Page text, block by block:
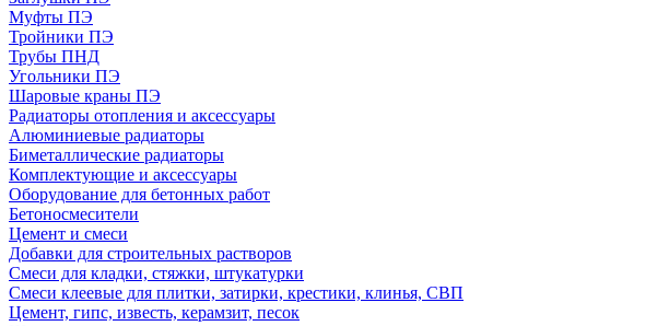
Муфты ПЭ
Тройники ПЭ
Трубы ПНД
Угольники ПЭ
Шаровые краны ПЭ
Радиаторы отопления и аксессуары
Алюминиевые радиаторы
Биметаллические радиаторы
Комплектующие и аксессуары
Оборудование для бетонных работ
Бетоносмесители
Цемент и смеси
Добавки для строительных растворов
Смеси для кладки, стяжки, штукатурки
Смеси клеевые для плитки, затирки, крестики, клинья, СВП
Цемент, гипс, известь, керамзит, песок